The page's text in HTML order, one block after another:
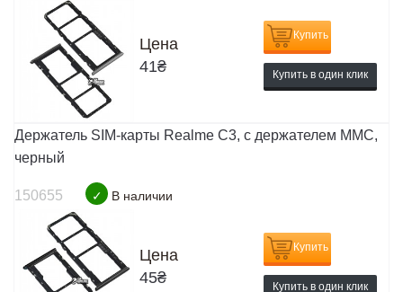
Цена
41₴
Купить
Купить в один клик
Держатель SIM-карты Realme C3, c держателем MMC,
черный
150655 ✓ В наличии
Цена
45₴
Купить
Купить в один клик